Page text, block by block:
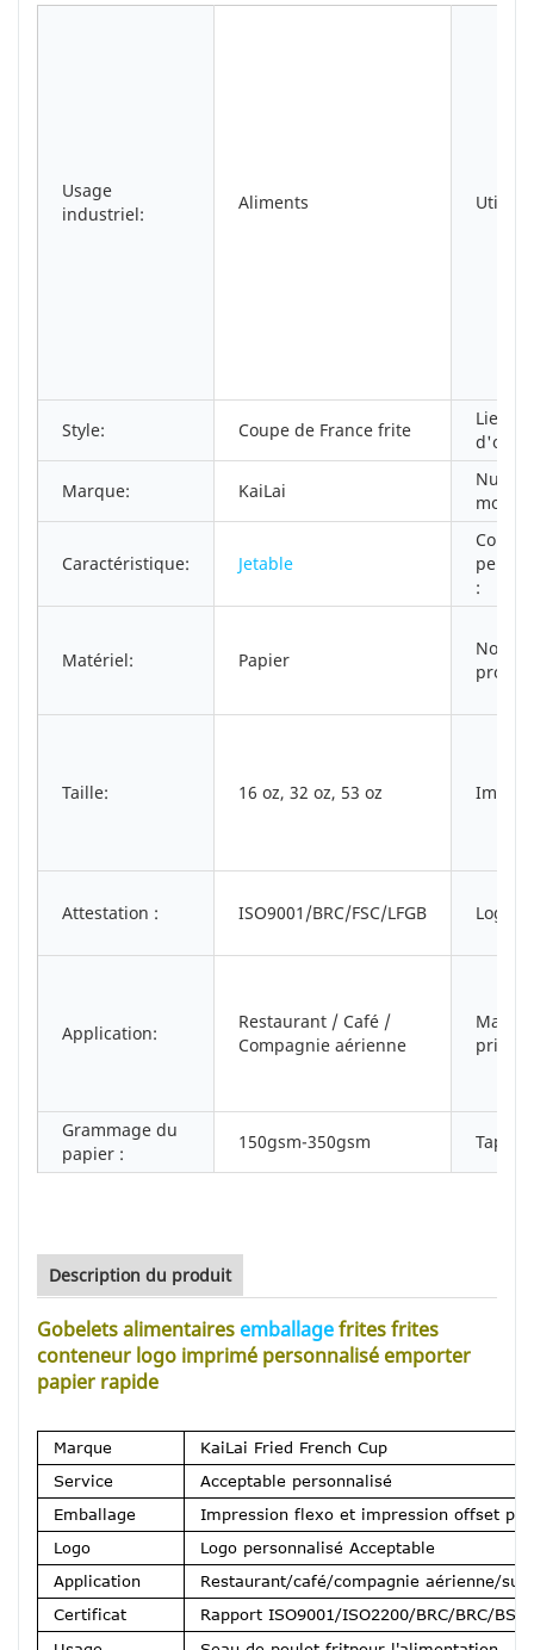
Usage
industriel:
Aliments
Style: Coupe de France frite
Lieu
Marque: KaiLai
Caractéristique: Jetable
:
Matériel: Papier
Nom
Taille: 16 oz, 32 oz, 53 oz
Attestation : ISO9001/BRC/FSC/LFGB Logo:
Application:
Restaurant / Café /
Compagnie aérienne
Grammage du
papier :
150gsm-350gsm Taper:
Description du produit
Gobelets alimentaires emballagefrites frites
conteneur logo imprimé personnalisé emporter
papier rapide
Marque
KaiLai Fried French Cup
Service
Acceptable personnalisé
Emballage
Impression flexo et impression offset
Logo
Logo personnalisé Acceptable
Application
Restaurant/café/compagnie aérienne/
Certificat
Rapport ISO9001/ISO2200/BRC/BRC/